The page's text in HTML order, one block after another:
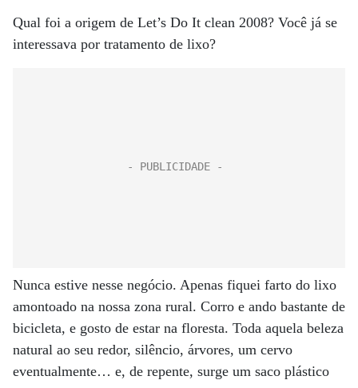
Qual foi a origem de Let’s Do It clean 2008? Você já se
interessava por tratamento de lixo?
Nunca estive nesse negócio. Apenas fiquei farto do lixo
amontoado na nossa zona rural. Corro e ando bastante de
bicicleta, e gosto de estar na floresta. Toda aquela beleza
natural ao seu redor, silêncio, árvores, um cervo
eventualmente… e, de repente, surge um saco plástico